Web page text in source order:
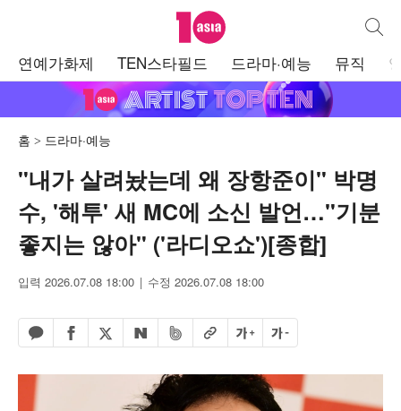
텐아시아 통합
연예가화제 TEN스타필드 드라마·예능 뮤직
홈 드라마·예능
"내가 살려놨는데 왜 장항준이" 박명
수, '해투' 새 MC에 소신 발언…"기분
좋지는 않아" ('라디오쇼')[종합]
입력 2026.07.08 18:00 수정 2026.07.08 18:00
카카오톡 공유하기
페이스북 공유하기
엑스 공유하기
네이버 공유하기
밴드 공유하기
URL복사글자 크게글자 작게